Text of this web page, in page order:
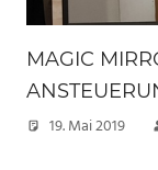
MAGIC
19. Mai 2019